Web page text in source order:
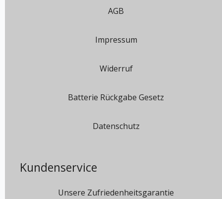
AGB
Impressum
Widerruf
Batterie Rückgabe Gesetz
Datenschutz
Kundenservice
Unsere Zufriedenheitsgarantie